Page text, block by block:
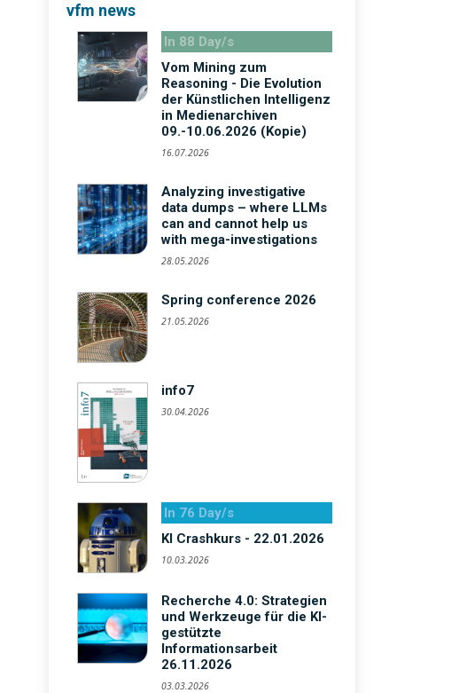
vfm news
In 88 Day/s
Vom Mining zum
Reasoning - Die Evolution
der Künstlichen Intelligenz
in Medienarchiven
09.-10.06.2026 (Kopie)
16.07.2026
Analyzing investigative
data dumps – where LLMs
can and cannot help us
with mega-investigations
28.05.2026
Spring conference 2026
21.05.2026
info7
30.04.2026
In 76 Day/s
KI Crashkurs - 22.01.2026
10.03.2026
Recherche 4.0: Strategien
und Werkzeuge für die KI-
gestützte
Informationsarbeit
26.11.2026
03.03.2026